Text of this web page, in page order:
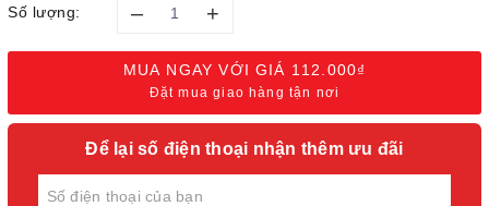
Số lượng: – +
MUA NGAY VỚI GIÁ 112.000₫
Đặt mua giao hàng tận nơi
Để lại số điện thoại nhận thêm ưu đãi